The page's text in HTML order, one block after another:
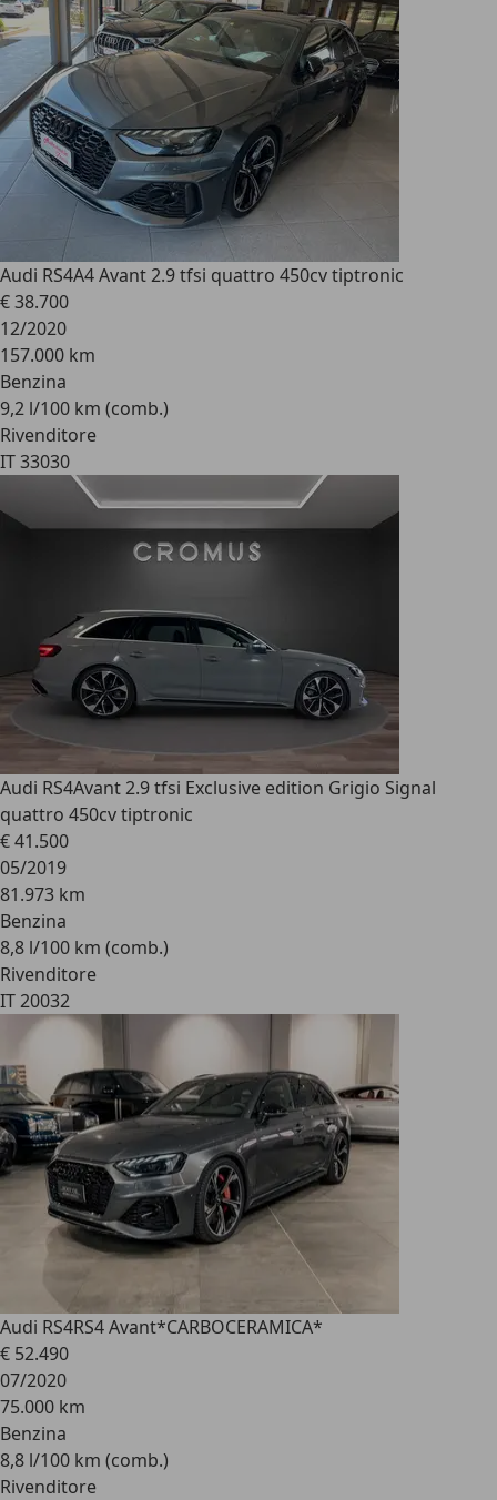
Audi RS4A4 Avant 2.9 tfsi quattro 450cv tiptronic
€ 38.700
12/2020
157.000 km
Benzina
9,2 l/100 km (comb.)
Rivenditore
IT 33030
Audi RS4Avant 2.9 tfsi Exclusive edition Grigio Signal
quattro 450cv tiptronic
€ 41.500
05/2019
81.973 km
Benzina
8,8 l/100 km (comb.)
Rivenditore
IT 20032
Audi RS4RS4 Avant*CARBOCERAMICA*
€ 52.490
07/2020
75.000 km
Benzina
8,8 l/100 km (comb.)
Rivenditore